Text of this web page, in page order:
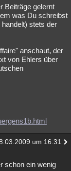
Filme
Geschlossen
Beiträge gelernt
was Du schreibst
stets der
anschaut, der
von Ehlers über
um 16:31
schon ein wenig